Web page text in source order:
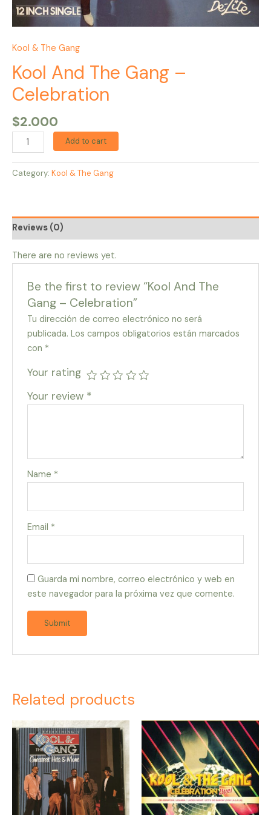
Kool & The Gang
Kool And The Gang –
Celebration
$2.000
Add to cart
Category: Kool & The Gang
Reviews (0)
There are no reviews yet.
Be the first to review “Kool And The
Gang – Celebration”
Tu dirección de correo electrónico no será
publicada. Los campos obligatorios están marcados
con *
Your rating
Your review *
Name *
Email *
Guarda mi nombre, correo electrónico y web en
este navegador para la próxima vez que comente.
Related products